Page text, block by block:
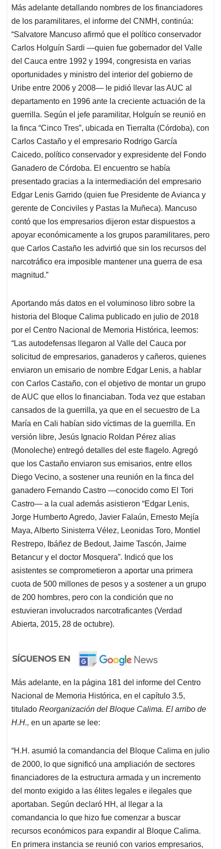
Más adelante detallando nombres de los financiadores
de los paramilitares, el informe del CNMH, continúa:
“Salvatore Mancuso afirmó que el político conservador
Carlos Holguín Sardi —quien fue gobernador del Valle
del Cauca entre 1992 y 1994, congresista en varias
oportunidades y ministro del interior del gobierno de
Uribe entre 2006 y 2008— le pidió llevar las AUC al
departamento en 1996 ante la creciente actuación de la
guerrilla. Según el jefe paramilitar, Holguín se reunió en
la finca “Cinco Tres”, ubicada en Tierralta (Córdoba), con
Carlos Castaño y el empresario Rodrigo García
Caicedo, político conservador y expresidente del Fondo
Ganadero de Córdoba. El encuentro se había
presentado gracias a la intermediación del empresario
Edgar Lenis Garrido (quien fue Presidente de Avianca y
gerente de Conciviles y Pastas la Muñeca). Mancuso
contó que los empresarios dijeron estar dispuestos a
apoyar económicamente a los grupos paramilitares, pero
que Carlos Castaño les advirtió que sin los recursos del
narcotráfico era imposible mantener una guerra de esa
magnitud.”
Aportando más datos en el voluminoso libro sobre la
historia del Bloque Calima publicado en julio de 2018
por el Centro Nacional de Memoria Histórica, leemos:
“Las autodefensas llegaron al Valle del Cauca por
solicitud de empresarios, ganaderos y cañeros, quienes
enviaron un emisario de nombre Edgar Lenis, a hablar
con Carlos Castaño, con el objetivo de montar un grupo
de AUC que ellos lo financiaban. Toda vez que estaban
cansados de la guerrilla, ya que en el secuestro de La
María en Cali habían sido víctimas de la guerrilla. En
versión libre, Jesús Ignacio Roldan Pérez alias
(Monoleche) entregó detalles del este flagelo. Agregó
que los Castaño enviaron sus emisarios, entre ellos
Diego Vecino, a sostener una reunión en la finca del
ganadero Fernando Castro —conocido como El Tori
Castro— a la cual además asistieron “Edgar Lenis,
Jorge Humberto Agredo, Javier Falaún, Ernesto Mejía
Maya, Alberto Sinisterra Vélez, Leonidas Toro, Montiel
Restrepo, Ibáñez de Bedout, Jaime Tascón, Jaime
Betancur y el doctor Mosquera”. Indicó que los
asistentes se comprometieron a aportar una primera
cuota de 500 millones de pesos y a sostener a un grupo
de 200 hombres, pero con la condición que no
estuvieran involucrados narcotraficantes (Verdad
Abierta, 2015, 28 de octubre).
Más adelante, en la página 181 del informe del Centro
Nacional de Memoria Histórica, en el capítulo 3.5,
titulado Reorganización del Bloque Calima. El arribo de
H.H., en un aparte se lee:
“H.H. asumió la comandancia del Bloque Calima en julio
de 2000, lo que significó una ampliación de sectores
financiadores de la estructura armada y un incremento
del monto exigido a las élites legales e ilegales que
aportaban. Según declaró HH, al llegar a la
comandancia lo que hizo fue comenzar a buscar
recursos económicos para expandir al Bloque Calima.
En primera instancia se reunió con varios empresarios,